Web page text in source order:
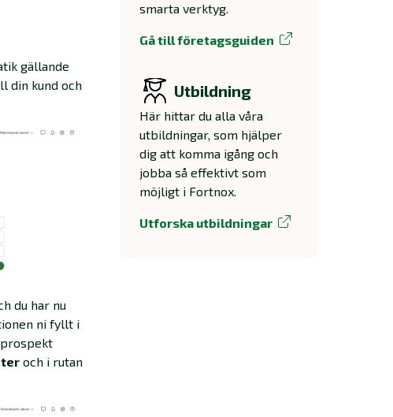
gällande
din kund och
du har nu
ni fyllt i
och i rutan
smarta verktyg.
Gå till företagsguiden
Utbildning
Här hittar du alla våra
utbildningar, som hjälper
dig att komma igång och
jobba så effektivt som
möjligt i Fortnox.
Utforska utbildningar